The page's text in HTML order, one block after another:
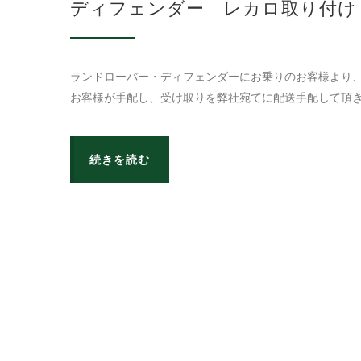
ディフェンダー レカロ取り付け
ランドローバー・ディフェンダーにお乗りのお客様よ
お客様が手配し、受け取りを弊社宛てに配送手配して
続きを読む